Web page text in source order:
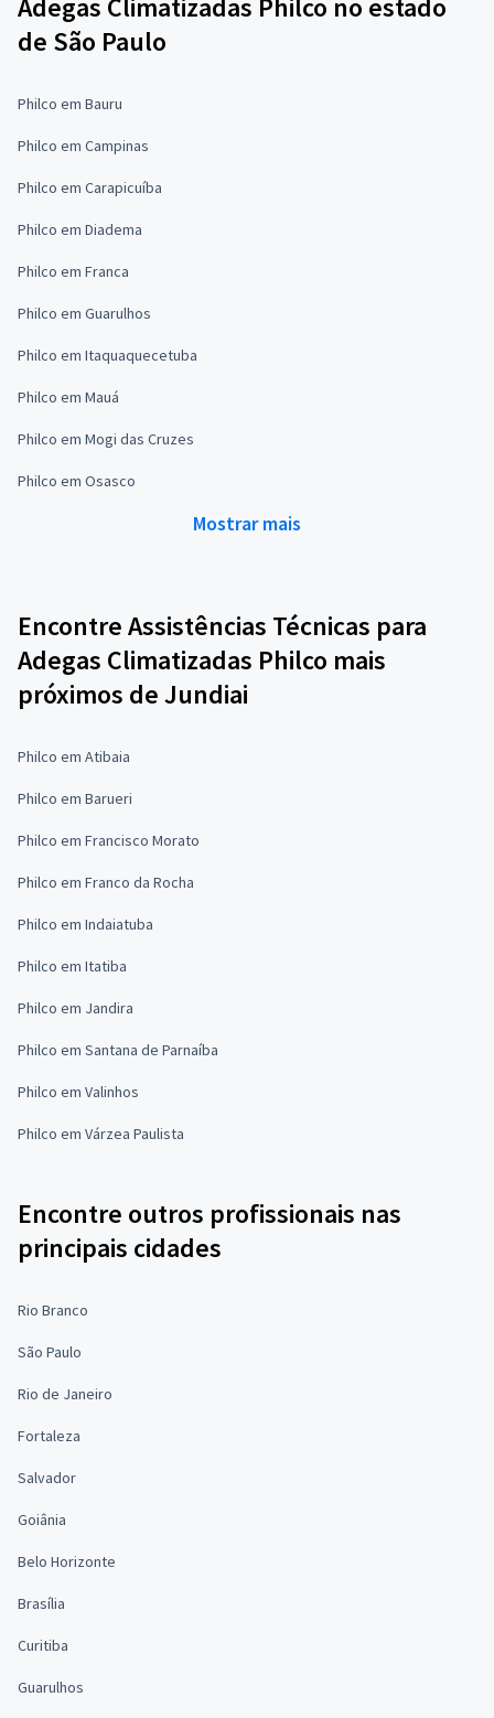
Adegas Climatizadas Philco no estado
de São Paulo
Philco em Bauru
Philco em Campinas
Philco em Carapicuíba
Philco em Diadema
Philco em Franca
Philco em Guarulhos
Philco em Itaquaquecetuba
Philco em Mauá
Philco em Mogi das Cruzes
Philco em Osasco
Mostrar mais
Encontre Assistências Técnicas para
Adegas Climatizadas Philco mais
próximos de Jundiai
Philco em Atibaia
Philco em Barueri
Philco em Francisco Morato
Philco em Franco da Rocha
Philco em Indaiatuba
Philco em Itatiba
Philco em Jandira
Philco em Santana de Parnaíba
Philco em Valinhos
Philco em Várzea Paulista
Encontre outros profissionais nas
principais cidades
Rio Branco
São Paulo
Rio de Janeiro
Fortaleza
Salvador
Goiânia
Belo Horizonte
Brasília
Curitiba
Guarulhos